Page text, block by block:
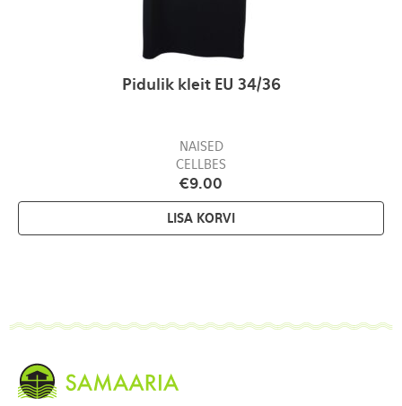
Pidulik kleit EU 34/36
NAISED
CELLBES
€9.00
LISA KORVI